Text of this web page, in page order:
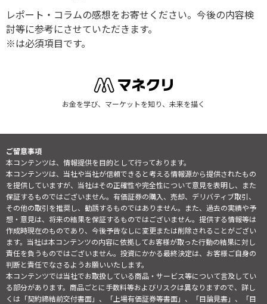
レポート・コラムの感想をお寄せください。今後の内容検
討等に参考にさせていただきます。
※は必須項目です。
お金を学び、マーケットを知り、未来を描く
ご留意事項
本コンテンツは、情報提供を目的として行っております。
本コンテンツは、当社や当社が信頼できると考える情報源から提供されたもの
を提供していますが、当社はその正確性や完全性について意見を表明し、また
保証するものではございません。有価証券の購入、売却、デリバティブ取引、
その他の取引を推奨し、勧誘するものではありません。また、過去の実績や予
想・意見は、将来の結果を保証するものではございません。提供する情報等は
作成時現在のものであり、今後予告なしに変更または削除されることがござい
ます。当社は本コンテンツの内容に依拠してお客様が取った行動の結果に対し
責任を負うものではございません。投資にかかる最終決定は、お客様ご自身の
判断と責任でなさるようお願いいたします。
本コンテンツでは当社でお取扱している商品・サービス等について言及してい
る部分があります。商品ごとに手数料等およびリスクは異なりますので、詳し
くは「契約締結前交付書面」、「上場有価証券等書面」、「目論見書」、「目